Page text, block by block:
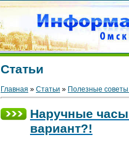
Статьи
Главная » Статьи » Полезные
Наручные
вариант?!